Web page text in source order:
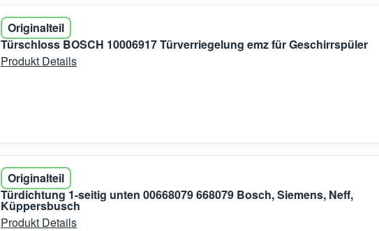
Originalteil
Türschloss BOSCH 10006917 Türverriegelung emz für Geschirrspüler
Produkt Details
Originalteil
Türdichtung 1-seitig unten 00668079 668079 Bosch, Siemens, Neff,
Küppersbusch
Produkt Details